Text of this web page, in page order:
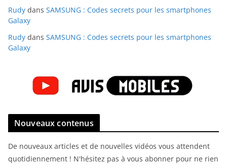
Rudy dans SAMSUNG : Codes secrets pour les smartphones
Galaxy
Rudy dans SAMSUNG : Codes secrets pour les smartphones
Galaxy
Nouveaux contenus
De nouveaux articles et de nouvelles vidéos vous attendent
quotidiennement ! N'hésitez pas à vous abonner pour ne rien